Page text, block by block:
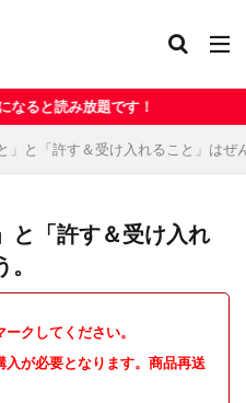
！
」と「許す＆受け入れること」はぜ
と「許す＆受け入れ
クしてください。
が必要となります。商品再送